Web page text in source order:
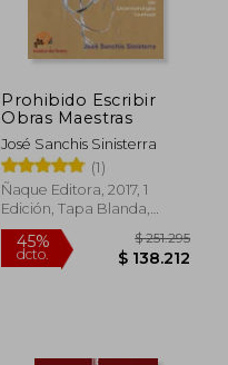
45%
dcto.
Prohibido Escribir
Obras Maestras
José Sanchis Sinisterra
(1)
Ñaque Editora, 2017, 1
Edición, Tapa Blanda,
Nuevo